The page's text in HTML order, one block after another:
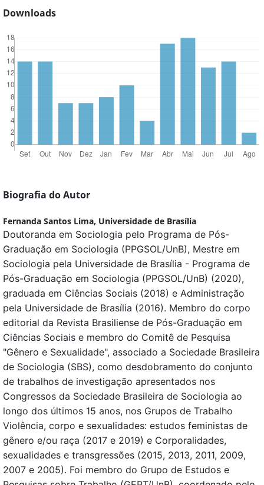
Downloads
Biografia do Autor
Fernanda Santos Lima, Universidade de Brasília
Doutoranda em Sociologia pelo Programa de Pós-
Graduação em Sociologia (PPGSOL/UnB), Mestre em
Sociologia pela Universidade de Brasília - Programa de
Pós-Graduação em Sociologia (PPGSOL/UnB) (2020),
graduada em Ciências Sociais (2018) e Administração
pela Universidade de Brasília (2016). Membro do corpo
editorial da Revista Brasiliense de Pós-Graduação em
Ciências Sociais e membro do Comitê de Pesquisa
"Gênero e Sexualidade", associado a Sociedade Brasileira
de Sociologia (SBS), como desdobramento do conjunto
de trabalhos de investigação apresentados nos
Congressos da Sociedade Brasileira de Sociologia ao
longo dos últimos 15 anos, nos Grupos de Trabalho
Violência, corpo e sexualidades: estudos feministas de
gênero e/ou raça (2017 e 2019) e Corporalidades,
sexualidades e transgressões (2015, 2013, 2011, 2009,
2007 e 2005). Foi membro do Grupo de Estudos e